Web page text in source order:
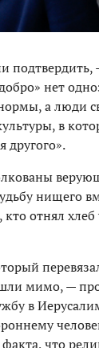
нет
а люди
в
другого».
нищего
отнял
мимо, —
в
что